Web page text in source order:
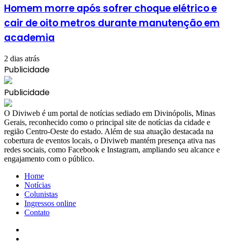
Homem morre após sofrer choque elétrico e
cair de oito metros durante manutenção em
academia
2 dias atrás
Publicidade
Publicidade
​O Diviweb é um portal de notícias sediado em Divinópolis, Minas
Gerais, reconhecido como o principal site de notícias da cidade e
região Centro-Oeste do estado. Além de sua atuação destacada na
cobertura de eventos locais, o Diviweb mantém presença ativa nas
redes sociais, como Facebook e Instagram, ampliando seu alcance e
engajamento com o público.
Home
Notícias
Colunistas
Ingressos online
Contato